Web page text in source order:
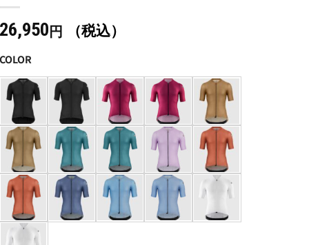
26,950 円 （税込）
COLOR